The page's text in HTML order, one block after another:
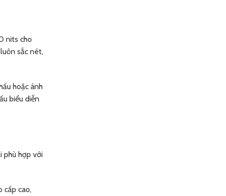
nits cho
sắc nét,
hoặc ánh
biểu diễn
phù hợp với
cấp cao,